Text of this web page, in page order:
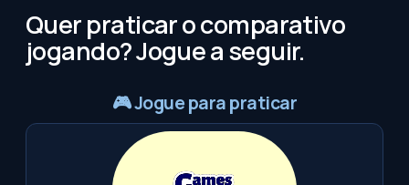
Quer praticar o comparativo
jogando? Jogue a seguir.
🎮Jogue para praticar